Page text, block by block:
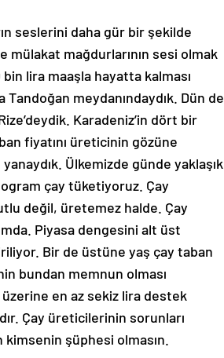
seslerini daha gür bir şekilde
mülakat mağdurlarının sesi olmak
lira maaşla hayatta kalması
meydanındaydık. Dün de
Karadeniz’in dört bir
fiyatını üreticinin gözüne
Ülkemizde günde yaklaşık
çay tüketiyoruz. Çay
değil, üretemez halde. Çay
Piyasa dengesini alt üst
Bir de üstüne yaş çay taban
bundan memnun olması
en az sekiz lira destek
Çay üreticilerinin sorunları
kimsenin şüphesi olmasın.